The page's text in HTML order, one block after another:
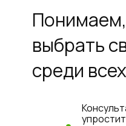
выбрать
среди